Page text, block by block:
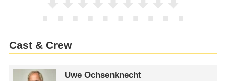
Cast & Crew
Uwe Ochsenknecht